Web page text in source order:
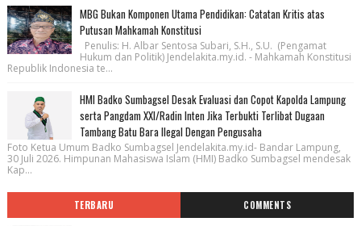
MBG Bukan Komponen Utama Pendidikan: Catatan Kritis atas
Putusan Mahkamah Konstitusi
Penulis: H. Albar Sentosa Subari, S.H., S.U. (Pengamat
Hukum dan Politik) Jendelakita.my.id. - Mahkamah Konstitusi
Republik Indonesia te...
HMI Badko Sumbagsel Desak Evaluasi dan Copot Kapolda Lampung
serta Pangdam XXI/Radin Inten Jika Terbukti Terlibat Dugaan
Tambang Batu Bara Ilegal Dengan Pengusaha
Foto Ketua Umum Badko Sumbagsel Jendelakita.my.id- Bandar Lampung,
30 Juli 2026. Himpunan Mahasiswa Islam (HMI) Badko Sumbagsel mendesak
Kap...
TERBARU COMMENTS